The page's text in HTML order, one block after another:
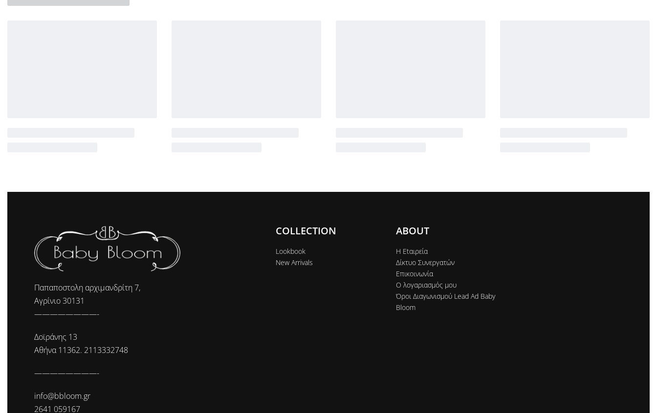
Παπαποστολη αρχιμανδρίτη 7,
Αγρίνιο 30131
————————-
Δοϊράνης 13
Αθήνα 11362. 2113332748
————————-
info@bbloom.gr
2641 059167
COLLECTION
Lookbook
New Arrivals
ABOUT
Η Εtαιρεία
Δίκτυο Συνεργατών
Επικοινωνία
Ο λογαριασμός μου
Όροι Διαγωνισμού Lead Ad Baby
Bloom